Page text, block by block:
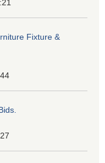
Fixture &